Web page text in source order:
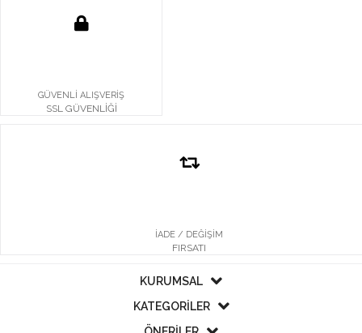
GÜVENLİ ALIŞVERİŞ
SSL GÜVENLİĞİ
İADE / DEĞİŞİM
FIRSATI
KURUMSAL
KATEGORİLER